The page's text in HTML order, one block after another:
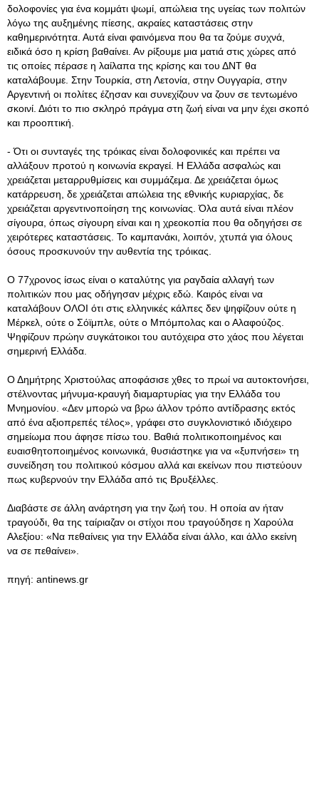
δολοφονίες για ένα κομμάτι ψωμί, απώλεια της υγείας των πολιτών
λόγω της αυξημένης πίεσης, ακραίες καταστάσεις στην
καθημερινότητα. Αυτά είναι φαινόμενα που θα τα ζούμε συχνά,
ειδικά όσο η κρίση βαθαίνει. Αν ρίξουμε μια ματιά στις χώρες από
τις οποίες πέρασε η λαίλαπα της κρίσης και του ΔΝΤ θα
καταλάβουμε. Στην Τουρκία, στη Λετονία, στην Ουγγαρία, στην
Αργεντινή οι πολίτες έζησαν και συνεχίζουν να ζουν σε τεντωμένο
σκοινί. Διότι το πιο σκληρό πράγμα στη ζωή είναι να μην έχει σκοπό
και προοπτική.
- Ότι οι συνταγές της τρόικας είναι δολοφονικές και πρέπει να
αλλάξουν προτού η κοινωνία εκραγεί. Η Ελλάδα ασφαλώς και
χρειάζεται μεταρρυθμίσεις και συμμάζεμα. Δε χρειάζεται όμως
κατάρρευση, δε χρειάζεται απώλεια της εθνικής κυριαρχίας, δε
χρειάζεται αργεντινοποίηση της κοινωνίας. Όλα αυτά είναι πλέον
σίγουρα, όπως σίγουρη είναι και η χρεοκοπία που θα οδηγήσει σε
χειρότερες καταστάσεις. Το καμπανάκι, λοιπόν, χτυπά για όλους
όσους προσκυνούν την αυθεντία της τρόικας.
Ο 77χρονος ίσως είναι ο καταλύτης για ραγδαία αλλαγή των
πολιτικών που μας οδήγησαν μέχρις εδώ. Καιρός είναι να
καταλάβουν ΟΛΟΙ ότι στις ελληνικές κάλπες δεν ψηφίζουν ούτε η
Μέρκελ, ούτε ο Σόϊμπλε, ούτε ο Μπόμπολας και ο Αλαφούζος.
Ψηφίζουν πρώην συγκάτοικοι του αυτόχειρα στο χάος που λέγεται
σημερινή Ελλάδα.
Ο Δημήτρης Χριστούλας αποφάσισε χθες το πρωί να αυτοκτονήσει,
στέλνοντας μήνυμα-κραυγή διαμαρτυρίας για την Ελλάδα του
Μνημονίου. «Δεν μπορώ να βρω άλλον τρόπο αντίδρασης εκτός
από ένα αξιοπρεπές τέλος», γράφει στο συγκλονιστικό ιδιόχειρο
σημείωμα που άφησε πίσω του. Βαθιά πολιτικοποιημένος και
ευαισθητοποιημένος κοινωνικά, θυσιάστηκε για να «ξυπνήσει» τη
συνείδηση του πολιτικού κόσμου αλλά και εκείνων που πιστεύουν
πως κυβερνούν την Ελλάδα από τις Βρυξέλλες.
Διαβάστε σε άλλη ανάρτηση για την ζωή του. Η οποία αν ήταν
τραγούδι, θα της ταίριαζαν οι στίχοι που τραγούδησε η Χαρούλα
Αλεξίου: «Να πεθαίνεις για την Ελλάδα είναι άλλο, και άλλο εκείνη
να σε πεθαίνει».
πηγή: antinews.gr